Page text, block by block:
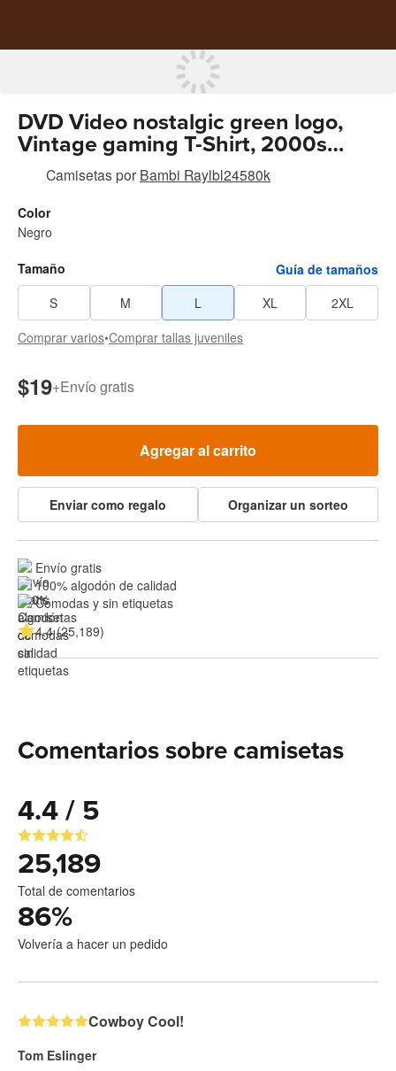
DVD Video nostalgic green logo,
Vintage gaming T-Shirt, 2000s
aesthetic, Retro good shirts tiedye
mugshot shirt breezy shirt Cotton
Menswear
Camisetaspor Bambi Raylbl24580k
Color
Negro
Tamaño
Guía de tamaños
S
M L XL
2XL
Comprar varios•Comprar tallas juveniles
$19+Envío gratis
Agregar al carrito
Enviar como regalo Organizar un sorteo
Envío gratis
100% algodón de calidad
Cómodas y sin etiquetas
4.4 (25,189)
Comentarios sobre camisetas
4.4 / 5
25,189
Total de comentarios
86%
Volvería a hacer un pedido
Cowboy Cool!
Tom Eslinger